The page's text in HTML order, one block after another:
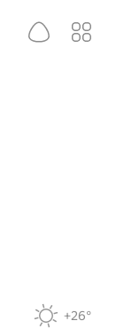
+26°